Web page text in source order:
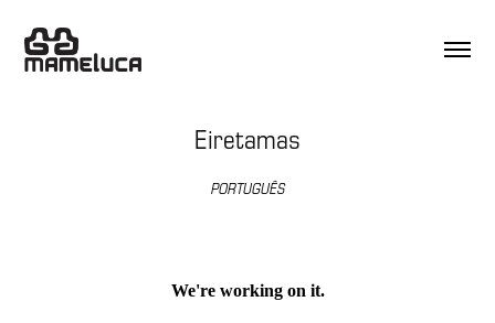
Eiretamas
PORTUGUÊS